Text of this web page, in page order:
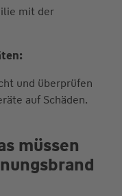
mit der
und überprüfen
auf Schäden.
müssen